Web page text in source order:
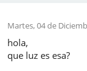
Martes, 04 de
hola,
que luz es esa?